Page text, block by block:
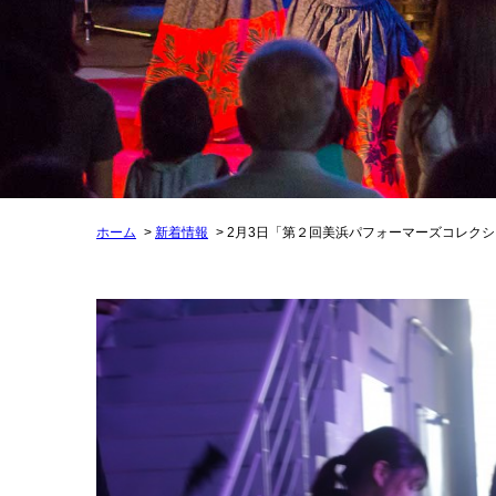
ホーム 新着情報 2月3日「第２回美浜パフォーマーズコレク